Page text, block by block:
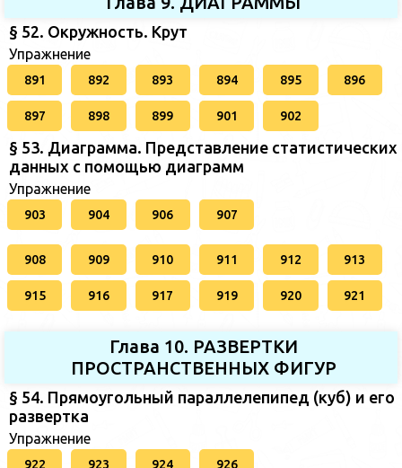
§ 52. Окружность. Крут
Упражнение
891 892 893 894 895 896
897 898 899 901 902
§ 53. Диаграмма. Представление статистических
данных с помощью диаграмм
Упражнение
903 904 906 907
908 909 910 911 912 913
915 916 917 919 920 921
Глава 10. РАЗВЕРТКИ
ПРОСТРАНСТВЕННЫХ ФИГУР
§ 54. Прямоугольный параллелепипед (куб) и его
развертка
Упражнение
922 923 924 926